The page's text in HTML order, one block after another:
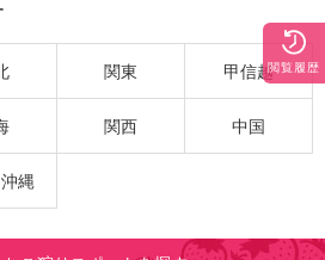
関東 甲信越
関西 中国
縄
閲覧履歴